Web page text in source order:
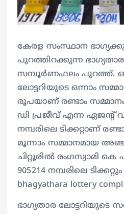
കേരള സംസ്ഥാന
പുറത്തിറക്കുന്ന
സമ്പൂര്‍ണഫലം പുറത്ത്.
ലോട്ടറിയുടെ ഒന്നാം
രൂപയാണ് രണ്ടാം
ഡി പ്രജീവ് എന്ന ഏജന്റ്
നമ്പരിലെ ടിക്കറ്റാണ്
മൂന്നാം സമ്മാനമായ
ചിറ്റൂരില്‍ രംഗസ്വാമി കെ
905214 നമ്പരിലെ
bhagyathara lottery
ഭാഗ്യതാര ലോട്ടറിയുടെ